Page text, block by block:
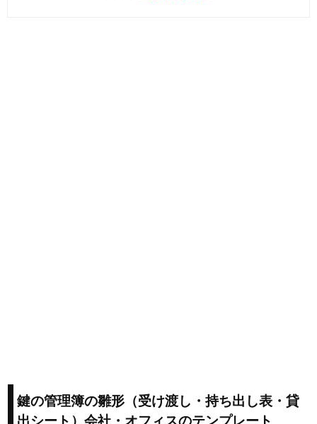
鍵の管理簿の雛形（受け渡し・持ち出し表・貸
出シート）会社・オフィスのテンプレート